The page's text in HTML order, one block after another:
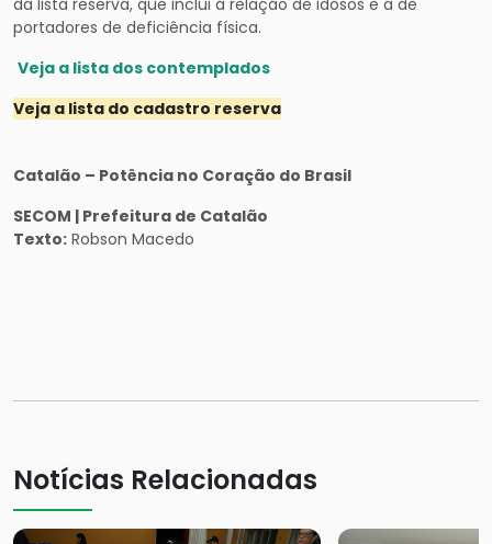
da lista reserva, que inclui a relação de idosos e a de
portadores de deficiência física.
Veja a lista dos contemplados
Veja a lista do cadastro reserva
Catalão – Potência no Coração do Brasil
SECOM | Prefeitura de Catalão
Texto: Robson Macedo
Notícias Relacionadas